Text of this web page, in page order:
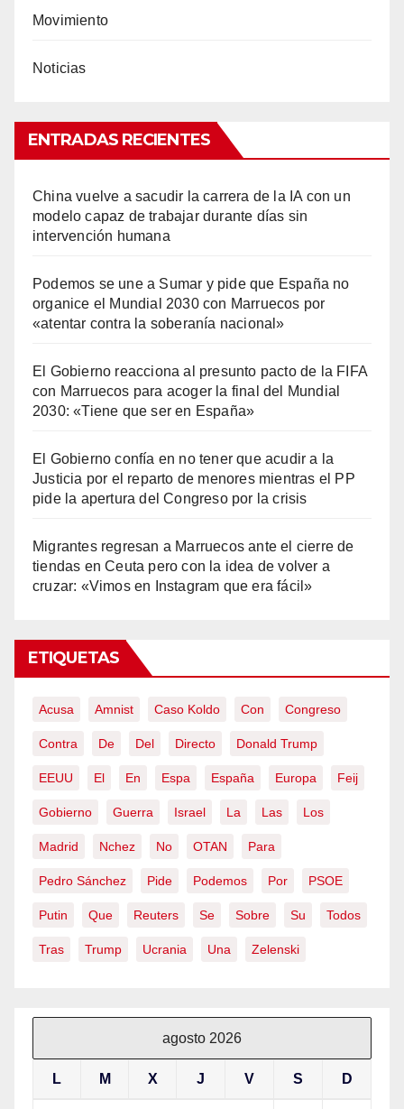
Movimiento
Noticias
ENTRADAS RECIENTES
China vuelve a sacudir la carrera de la IA con un
modelo capaz de trabajar durante días sin
intervención humana
Podemos se une a Sumar y pide que España no
organice el Mundial 2030 con Marruecos por
«atentar contra la soberanía nacional»
El Gobierno reacciona al presunto pacto de la FIFA
con Marruecos para acoger la final del Mundial
2030: «Tiene que ser en España»
El Gobierno confía en no tener que acudir a la
Justicia por el reparto de menores mientras el PP
pide la apertura del Congreso por la crisis
Migrantes regresan a Marruecos ante el cierre de
tiendas en Ceuta pero con la idea de volver a
cruzar: «Vimos en Instagram que era fácil»
ETIQUETAS
Acusa Amnist Caso Koldo Con Congreso
Contra De Del Directo Donald Trump
EEUU El En Espa España Europa Feij
Gobierno Guerra Israel La Las Los
Madrid Nchez No OTAN Para
Pedro Sánchez Pide Podemos Por PSOE
Putin Que Reuters Se Sobre Su Todos
Tras Trump Ucrania Una Zelenski
agosto 2026
L M X J V S D